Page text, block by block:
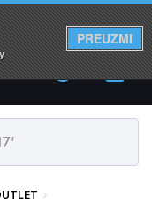
PREUZMI
istog dana!
0